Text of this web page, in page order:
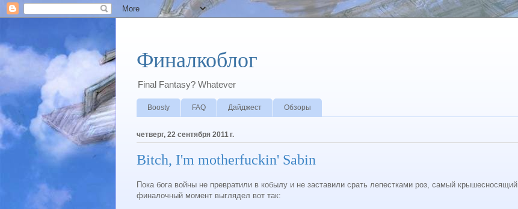
Финалкоблог
Final Fantasy? Whatever
Boosty FAQ Дайджест Обзоры
четверг, 22 сентября 2011 г.
Bitch, I'm motherfuckin' Sabin
Пока бога войны не превратили в кобылу и не заставили срать лепестками роз, самый крышесносящий
финалочный момент выглядел вот так: